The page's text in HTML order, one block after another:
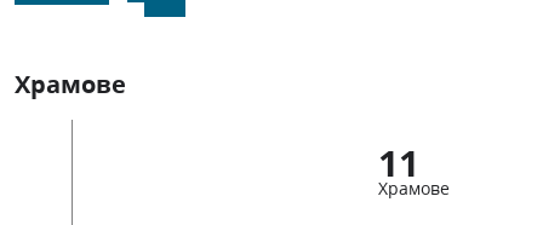
Храмове
11
Храмове